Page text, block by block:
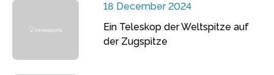
18 December 2024
Ein Teleskop der Weltspitze auf
der Zugspitze